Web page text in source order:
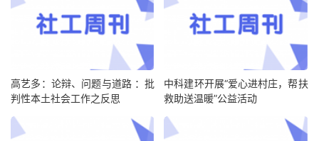
高艺多：论辩、问题与道路 ：批
判性本土社会工作之反思
中科建环开展“爱心进村庄，帮扶
救助送温暖”公益活动